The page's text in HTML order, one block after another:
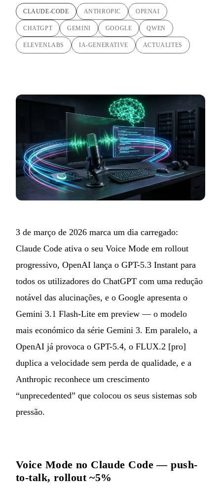
CLAUDE-CODE ANTHROPIC OPENAI
CHATGPT GEMINI GOOGLE QWEN
ELEVENLABS IA-GENERATIVE ACTUALITES
3 de março de 2026 marca um dia carregado:
Claude Code ativa o seu Voice Mode em rollout
progressivo, OpenAI lança o GPT-5.3 Instant para
todos os utilizadores do ChatGPT com uma redução
notável das alucinações, e o Google apresenta o
Gemini 3.1 Flash-Lite em preview — o modelo
mais económico da série Gemini 3. Em paralelo, a
OpenAI já provoca o GPT-5.4, o FLUX.2 [pro]
duplica a velocidade sem perda de qualidade, e a
Anthropic reconhece um crescimento
“unprecedented” que colocou os seus sistemas sob
pressão.
Voice Mode no Claude Code — push-
to-talk, rollout ~5%